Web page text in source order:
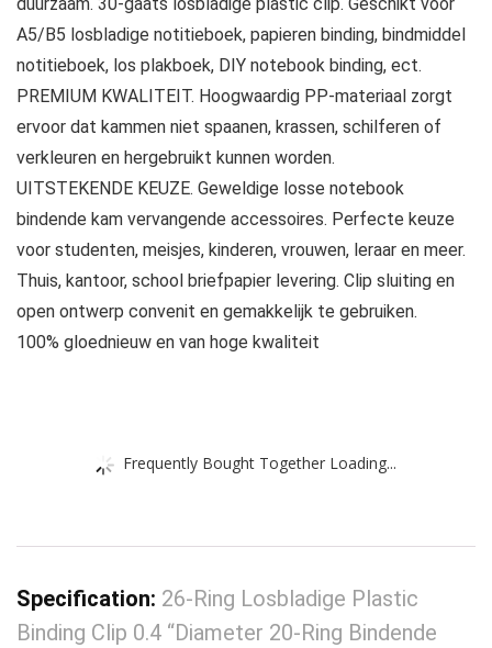
A5/B5 losbladige notitieboek, papieren binding, bindmiddel
notitieboek, los plakboek, DIY notebook binding, ect.
PREMIUM KWALITEIT. Hoogwaardig PP-materiaal zorgt
ervoor dat kammen niet spaanen, krassen, schilferen of
verkleuren en hergebruikt kunnen worden.
UITSTEKENDE KEUZE. Geweldige losse notebook
bindende kam vervangende accessoires. Perfecte keuze
voor studenten, meisjes, kinderen, vrouwen, leraar en meer.
Thuis, kantoor, school briefpapier levering. Clip sluiting en
open ontwerp convenit en gemakkelijk te gebruiken.
100% gloednieuw en van hoge kwaliteit
Frequently Bought Together Loading...
Specification: 26-Ring Losbladige Plastic
Binding Clip 0.4 “Diameter 20-Ring Bindende